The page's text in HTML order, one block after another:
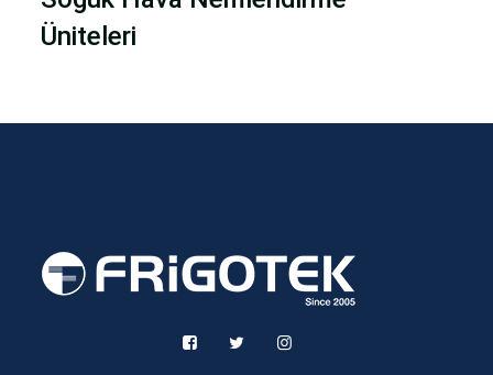
Üniteleri